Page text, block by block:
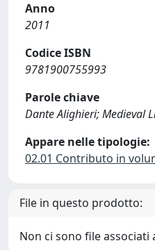
Anno
2011
Codice ISBN
9781900755993
Parole chiave
Dante Alighieri; Medieval
Appare nelle tipologie:
02.01 Contributo in
File in questo prodotto:
Non ci sono file